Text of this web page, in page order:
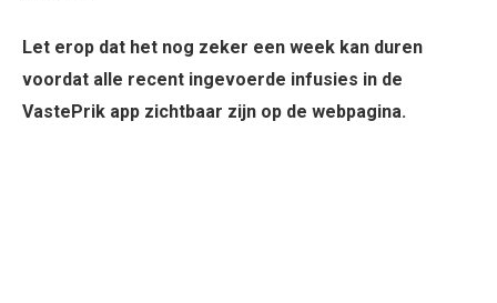
Let erop dat het nog zeker een week kan duren
voordat alle recent ingevoerde infusies in de
VastePrik app zichtbaar zijn op de webpagina.